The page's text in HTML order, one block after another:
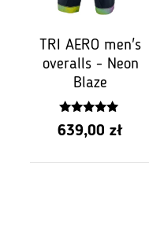
TRI AERO men's
overalls - Neon
Blaze
5.00
z 5
639,00 zł